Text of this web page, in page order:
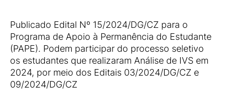
Publicado Edital Nº 15/2024/DG/CZ para o
Programa de Apoio à Permanência do Estudante
(PAPE). Podem participar do processo seletivo
os estudantes que realizaram Análise de IVS em
2024, por meio dos Editais 03/2024/DG/CZ e
09/2024/DG/CZ